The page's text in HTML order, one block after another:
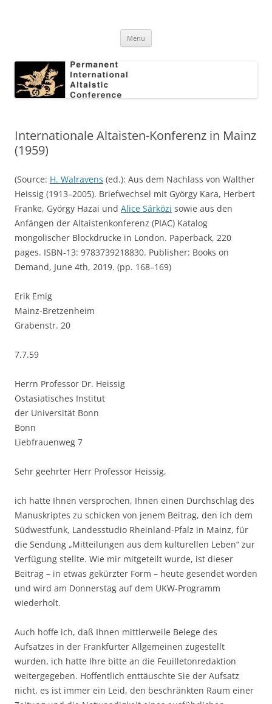
Conference
Menu
Internationale Altaisten-Konferenz in Mainz
(1959)
(Source: H. Walravens (ed.): Aus dem Nachlass von Walther
Heissig (1913–2005). Briefwechsel mit György Kara, Herbert
Franke, György Hazai und Alice Sárközi sowie aus den
Anfängen der Altaistenkonferenz (PIAC) Katalog
mongolischer Blockdrucke in London. Paperback, 220
pages. ISBN-13: 9783739218830. Publisher: Books on
Demand, June 4th, 2019. (pp. 168–169)
Erik Emig
Mainz-Bretzenheim
Grabenstr. 20
7.7.59
Herrn Professor Dr. Heissig
Ostasiatisches Institut
der Universität Bonn
Bonn
Liebfrauenweg 7
Sehr geehrter Herr Professor Heissig,
ich hatte Ihnen versprochen, Ihnen einen Durchschlag des
Manuskriptes zu schicken von jenem Beitrag, den ich dem
Südwestfunk, Landesstudio Rheinland-Pfalz in Mainz, für
die Sendung „Mitteilungen aus dem kulturellen Leben“ zur
Verfügung stellte. Wie mir mitgeteilt wurde, ist dieser
Beitrag – in etwas gekürzter Form – heute gesendet worden
und wird am Donnerstag auf dem UKW-Programm
wiederholt.
Auch hoffe ich, daß Ihnen mittlerweile Belege des
Aufsatzes in der Frankfurter Allgemeinen zugestellt
wurden, ich hatte Ihre bitte an die Feuilletonredaktion
weitergegeben. Hoffentlich enttäuschte Sie der Aufsatz
nicht, es ist immer ein Leid, den beschränkten Raum einer